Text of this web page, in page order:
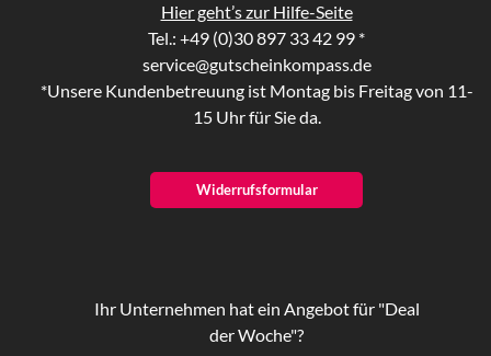
Hier geht’s zur Hilfe-Seite
Tel.: +49 (0)30 897 33 42 99 *
service@gutscheinkompass.de
*Unsere Kundenbetreuung ist Montag bis Freitag von 11-
15 Uhr für Sie da.
Widerrufsformular
Ihr Unternehmen hat ein Angebot für "Deal
der Woche"?